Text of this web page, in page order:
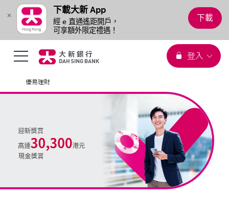
下載大新 App
經 e 直通遙距開戶，
可享額外限定禮遇！
下載
跳到主要內容 登入
您正在瀏覽
頁首
優易理財